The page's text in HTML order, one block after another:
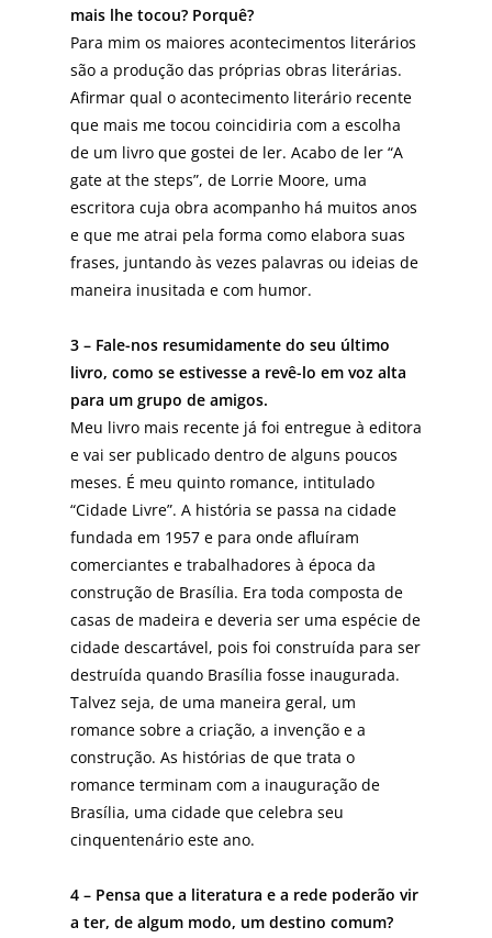
mais lhe tocou? Porquê?
Para mim os maiores acontecimentos literários
são a produção das próprias obras literárias.
Afirmar qual o acontecimento literário recente
que mais me tocou coincidiria com a escolha
de um livro que gostei de ler. Acabo de ler “A
gate at the steps”, de Lorrie Moore, uma
escritora cuja obra acompanho há muitos anos
e que me atrai pela forma como elabora suas
frases, juntando às vezes palavras ou ideias de
maneira inusitada e com humor.
3 – Fale-nos resumidamente do seu último
livro, como se estivesse a revê-lo em voz alta
para um grupo de amigos.
Meu livro mais recente já foi entregue à editora
e vai ser publicado dentro de alguns poucos
meses. É meu quinto romance, intitulado
“Cidade Livre”. A história se passa na cidade
fundada em 1957 e para onde afluíram
comerciantes e trabalhadores à época da
construção de Brasília. Era toda composta de
casas de madeira e deveria ser uma espécie de
cidade descartável, pois foi construída para ser
destruída quando Brasília fosse inaugurada.
Talvez seja, de uma maneira geral, um
romance sobre a criação, a invenção e a
construção. As histórias de que trata o
romance terminam com a inauguração de
Brasília, uma cidade que celebra seu
cinquentenário este ano.
4 – Pensa que a literatura e a rede poderão vir
a ter, de algum modo, um destino comum?